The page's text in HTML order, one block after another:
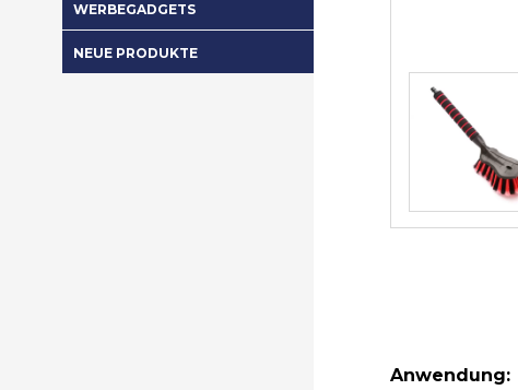
WERBEGADGETS
NEUE PRODUKTE
Anwendung: